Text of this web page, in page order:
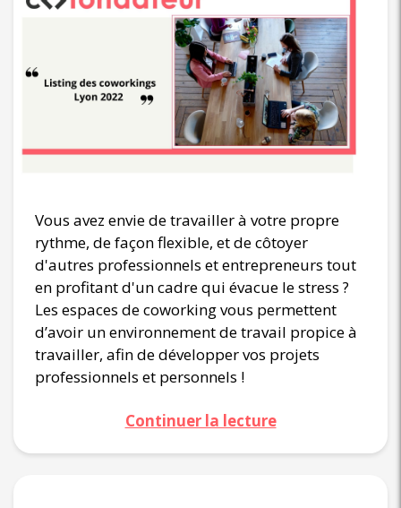
Vous avez envie de travailler à votre propre
rythme, de façon flexible, et de côtoyer
d'autres professionnels et entrepreneurs tout
en profitant d'un cadre qui évacue le stress ?
Les espaces de coworking vous permettent
d’avoir un environnement de travail propice à
travailler, afin de développer vos projets
professionnels et personnels !
Continuer la lecture